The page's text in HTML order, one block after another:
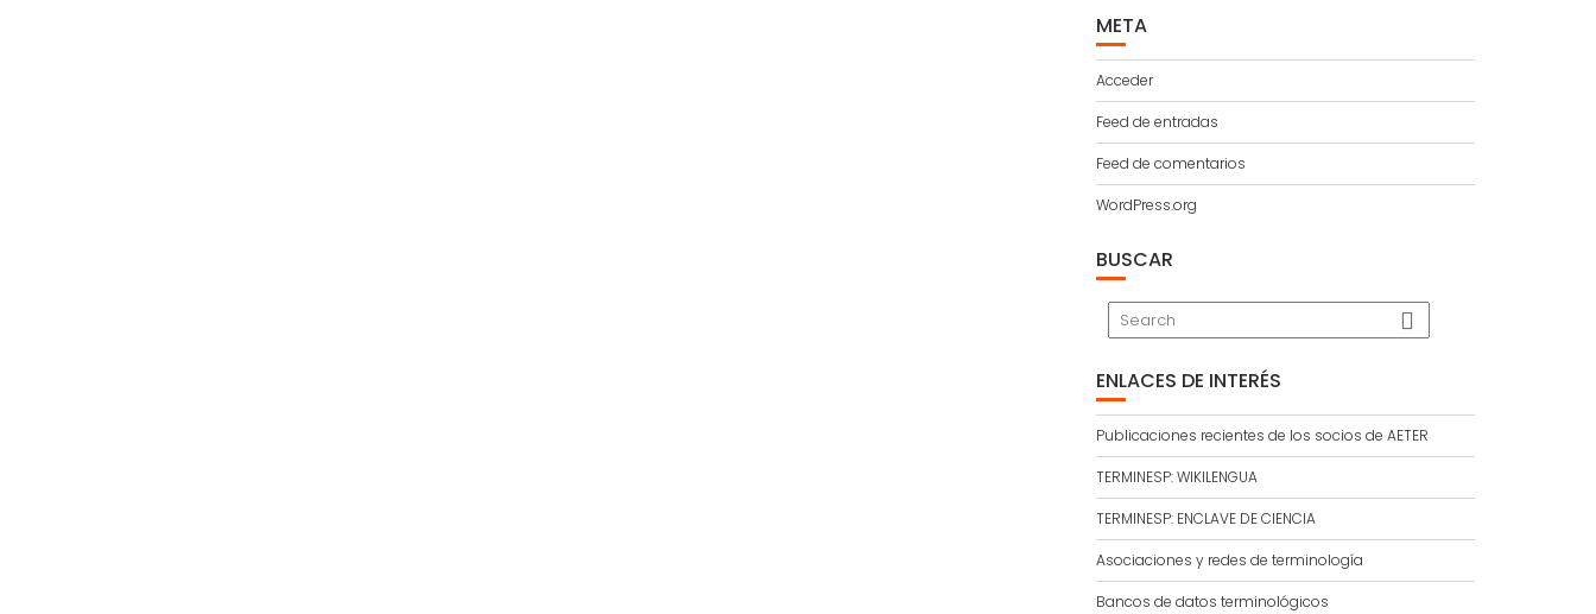
META
Acceder
Feed de entradas
Feed de comentarios
WordPress.org
BUSCAR
ENLACES DE INTERÉS
Publicaciones recientes de los socios de AETER
TERMINESP: WIKILENGUA
TERMINESP: ENCLAVE DE CIENCIA
Asociaciones y redes de terminología
Bancos de datos terminológicos